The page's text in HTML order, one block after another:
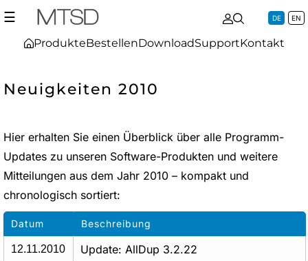
☰
ProdukteBestellenDownloadSupportKontakt
DE EN
Neuigkeiten 2010
Hier erhalten Sie einen Überblick über alle Programm-
Updates zu unseren Software-Produkten und weitere
Mitteilungen aus dem Jahr 2010 – kompakt und
chronologisch sortiert:
Datum Beschreibung
12.11.2010 Update: AllDup 3.2.22